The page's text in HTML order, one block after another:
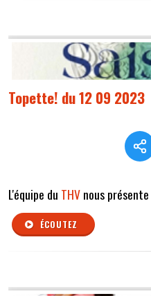
Topette! du 12 09 2023
L'équipe du THVnous
ÉCOUTEZ